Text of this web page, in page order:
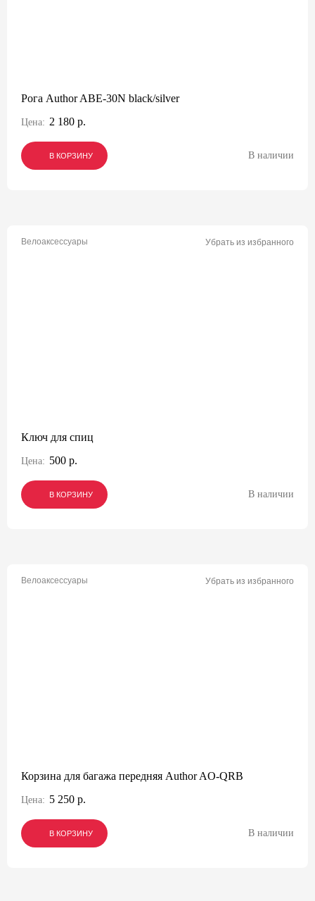
Рога Author ABE-30N black/silver
Цена: 2 180 р.
В КОРЗИНУ
В КОРЗИНУ
В КОРЗИНУ В наличии
Велоаксессуары Убрать из избранного
Ключ для спиц
Цена: 500 р.
В КОРЗИНУ
В КОРЗИНУ
В КОРЗИНУ В наличии
Велоаксессуары Убрать из избранного
Корзина для багажа передняя Author AO-QRB
Цена: 5 250 р.
В КОРЗИНУ
В КОРЗИНУ
В КОРЗИНУ В наличии